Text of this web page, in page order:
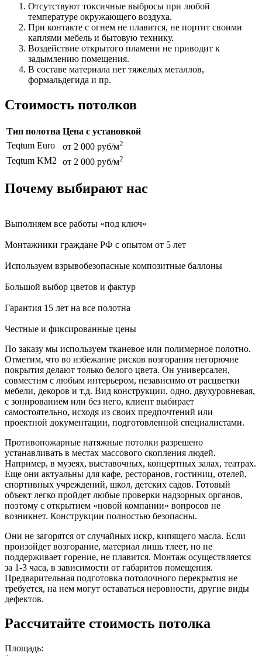
Отсутствуют токсичные выбросы при любой
температуре окружающего воздуха.
При контакте с огнем не плавится, не портит своими
каплями мебель и бытовую технику.
Воздействие открытого пламени не приводит к
задымлению помещения.
В составе материала нет тяжелых металлов,
формальдегида и пр.
Стоимость потолков
Тип полотна Цена с установкой
Teqtum Euro
от 2 000 руб/м2
Teqtum KM2 от 2 000 руб/м2
Почему выбирают нас
Выполняем все работы «под ключ»
Монтажники граждане РФ с опытом от 5 лет
Используем взрывобезопасные композитные баллоны
Большой выбор цветов и фактур
Гарантия 15 лет на все полотна
Честные и фиксированные цены
По заказу мы используем тканевое или полимерное полотно.
Отметим, что во избежание рисков возгорания негорючие
покрытия делают только белого цвета. Он универсален,
совместим с любым интерьером, независимо от расцветки
мебели, декоров и т.д. Вид конструкции, одно, двухуровневая,
с зонированием или без него, клиент выбирает
самостоятельно, исходя из своих предпочтений или
проектной документации, подготовленной специалистами.
Противопожарные натяжные потолки разрешено
устанавливать в местах массового скопления людей.
Например, в музеях, выставочных, концертных залах, театрах.
Еще они актуальны для кафе, ресторанов, гостиниц, отелей,
спортивных учреждений, школ, детских садов. Готовый
объект легко пройдет любые проверки надзорных органов,
поэтому с открытием «новой компании» вопросов не
возникнет. Конструкции полностью безопасны.
Они не загорятся от случайных искр, кипящего масла. Если
произойдет возгорание, материал лишь тлеет, но не
поддерживает горение, не плавится. Монтаж осуществляется
за 1-3 часа, в зависимости от габаритов помещения.
Предварительная подготовка потолочного перекрытия не
требуется, на нем могут оставаться неровности, другие виды
дефектов.
Рассчитайте стоимость потолка
Площадь: